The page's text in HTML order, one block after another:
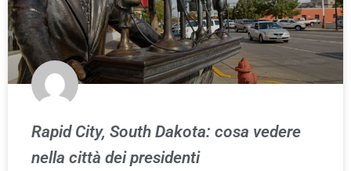
Rapid City, South Dakota: cosa vedere
nella città dei presidenti